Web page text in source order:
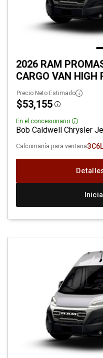
2026 RAM
CARGO VAN HIGH
Precio Neto Estimado
$53,155 Disclosure
En el concesionario Disclosure
Bob Caldwell Chrysler
Calcomanía para ventana